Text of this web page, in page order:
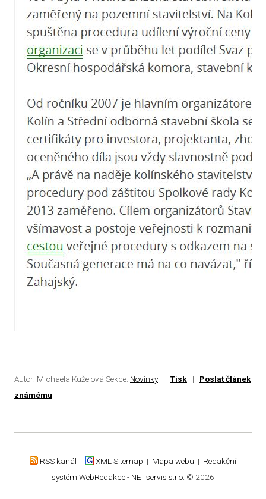
Autor: Michaela Kuželová Sekce: Novinky| Tisk | Poslat článek
známému
RSS kanál | XML Sitemap | Mapa webu | Redakční
systém WebRedakce- NETservis s.r.o. © 2026